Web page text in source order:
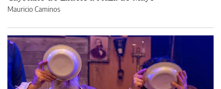
Mauricio Caminos